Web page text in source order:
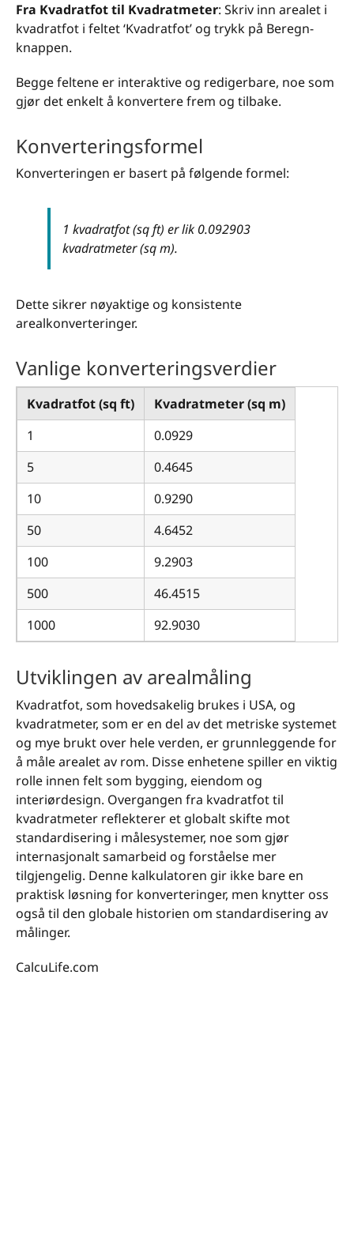
Fra Kvadratfot til Kvadratmeter: Skriv inn arealet i
kvadratfot i feltet ‘Kvadratfot’ og trykk på Beregn-
knappen.
Begge feltene er interaktive og redigerbare, noe som
gjør det enkelt å konvertere frem og tilbake.
Konverteringsformel
Konverteringen er basert på følgende formel:
1 kvadratfot (sq ft) er lik 0.092903
kvadratmeter (sq m).
Dette sikrer nøyaktige og konsistente
arealkonverteringer.
Vanlige konverteringsverdier
Kvadratfot (sq ft)
Kvadratmeter (sq m)
1
0.0929
5
0.4645
10
0.9290
50
4.6452
100
9.2903
500
46.4515
1000
92.9030
Utviklingen av arealmåling
Kvadratfot, som hovedsakelig brukes i USA, og
kvadratmeter, som er en del av det metriske systemet
og mye brukt over hele verden, er grunnleggende for
å måle arealet av rom. Disse enhetene spiller en viktig
rolle innen felt som bygging, eiendom og
interiørdesign. Overgangen fra kvadratfot til
kvadratmeter reflekterer et globalt skifte mot
standardisering i målesystemer, noe som gjør
internasjonalt samarbeid og forståelse mer
tilgjengelig. Denne kalkulatoren gir ikke bare en
praktisk løsning for konverteringer, men knytter oss
også til den globale historien om standardisering av
målinger.
CalcuLife.com